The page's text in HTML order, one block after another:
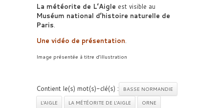
La météorite de L’Aigle est visible au
Muséum national d’histoire naturelle de
Paris.
Une vidéo de présentation.
Image présentée à titre d’illustration
Contient le(s) mot(s)-clé(s) :
BASSE NORMANDIE
L'AIGLE
LA MÉTÉORITE DE L'AIGLE ORNE